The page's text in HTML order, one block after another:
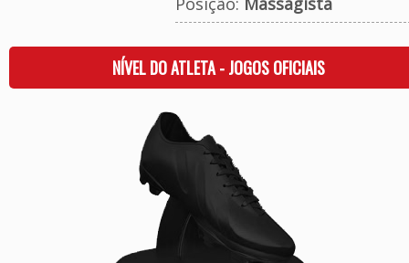
NÍVEL DO ATLETA - JOGOS OFICIAIS